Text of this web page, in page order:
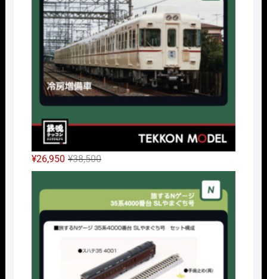
¥14,300
で
し
た。
は
¥10,010
で
す。
¥38,500元
の
価
¥38,500
し
た。
¥26,950
現
在
の
は
で
す。